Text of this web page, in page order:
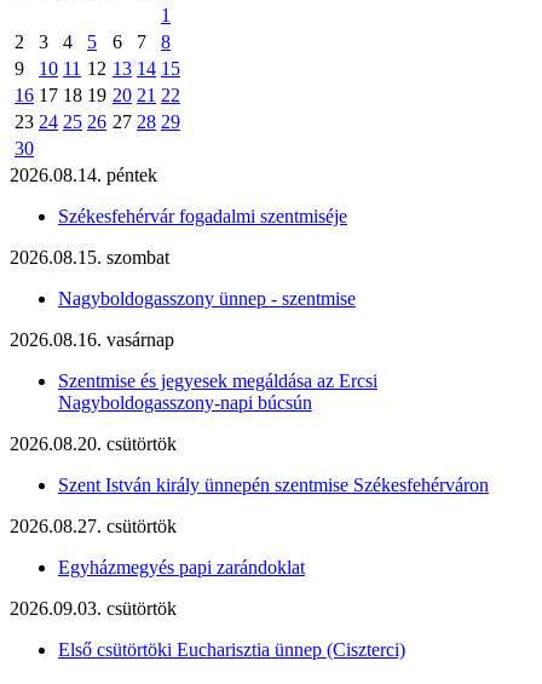
1
2
3 4 5 6 7
8
9
10 11 12 13 14 15
16 17 18 19 20 21 22
23 24 25 26 27 28 29
30
2026.08.14. péntek
Székesfehérvár fogadalmi szentmiséje
2026.08.15. szombat
Nagyboldogasszony ünnep - szentmise
2026.08.16. vasárnap
Szentmise és jegyesek megáldása az Ercsi
Nagyboldogasszony-napi búcsún
2026.08.20. csütörtök
Szent István király ünnepén szentmise Székesfehérváron
2026.08.27. csütörtök
Egyházmegyés papi zarándoklat
2026.09.03. csütörtök
Első csütörtöki Eucharisztia ünnep (Ciszterci)